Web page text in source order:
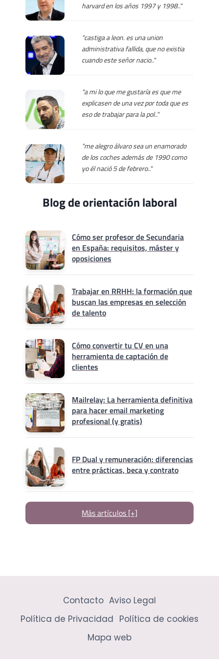
harvard en los años 1997 y 1998.."
"castiga a leon. es una union
administrativa fallida, que no existia
cuando este señor nacio.."
"a mi lo que me gustaría es que me
explicasen de una vez por toda que es
eso de trabajar para la pol.."
"me alegro álvaro sea un enamorado
de los coches además de 1990 como
yo él nació 5 de febrero.."
Blog de orientación laboral
Cómo ser profesor de Secundaria
en España: requisitos, máster y
oposiciones
Trabajar en RRHH: la formación que
buscan las empresas en selección
de talento
Cómo convertir tu CV en una
herramienta de captación de
clientes
Mailrelay: La herramienta definitiva
para hacer email marketing
profesional (y gratis)
FP Dual y remuneración: diferencias
entre prácticas, beca y contrato
Más artículos [+]
Contacto Aviso Legal
Política de Privacidad Política de cookies
Mapa web